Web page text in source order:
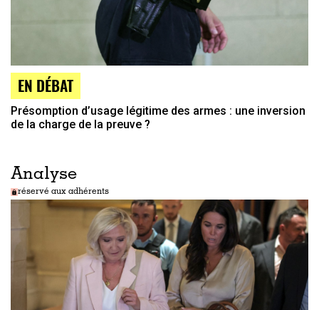
EN DÉBAT
Présomption d’usage légitime des armes : une inversion
de la charge de la preuve ?
Analyse
réservé aux adhérents